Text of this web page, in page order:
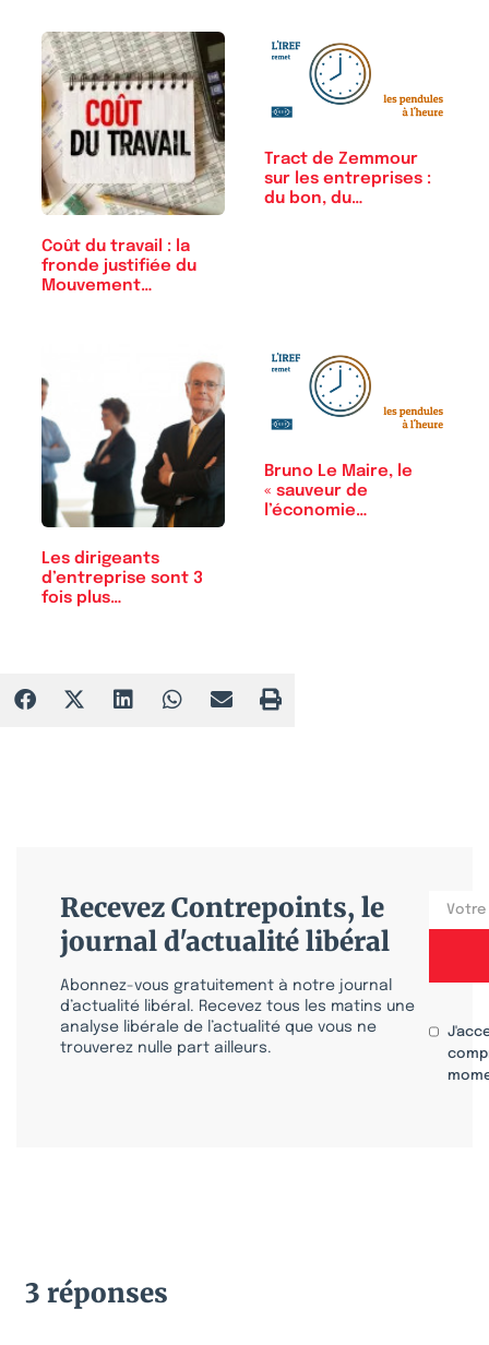
Coût du travail : la
fronde justifiée du
Mouvement…
Tract de Zemmour
sur les entreprises :
du bon, du…
Les dirigeants
d’entreprise sont 3
fois plus…
Bruno Le Maire, le
« sauveur de
l’économie
Recevez Contrepoints, le
journal d'actualité libéral
Abonnez-vous gratuitement à notre journal
d’actualité libéral. Recevez tous les matins une
analyse libérale de l’actualité que vous ne
trouverez nulle part ailleurs.
3 réponses